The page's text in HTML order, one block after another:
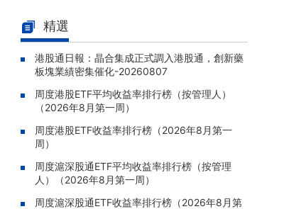
人民幣5,406萬元
08-07 20:07 |靈寶黃金(03330.HK)：新疆哈巴
河勘查取得重大進展，保有金金屬量由13.20噸
躍升至53.94噸
08-07 20:04 |迅策(03317.HK)：與天合算力訂
立戰略合作備忘，共探能源垂類大模型與Toke
n工廠商業化
08-07 20:02 |
中國泛半導體IMSS市場排名第三
08-07 19:47 | 浙能邁領綠航二次遞表港交所，爲
全球領先的綠色航運設備和系統提供商
精選
港股通日報：晶合集成正式調入港股通，創新藥
板塊業績密集催化-20260807
周度港股ETF平均收益率排行榜（按管理人）
（2026年8月第一周）
周度港股ETF收益率排行榜（2026年8月第一
周）
周度滬深股通ETF平均收益率排行榜（按管理
人）（2026年8月第一周）
周度滬深股通ETF收益率排行榜（2026年8月第